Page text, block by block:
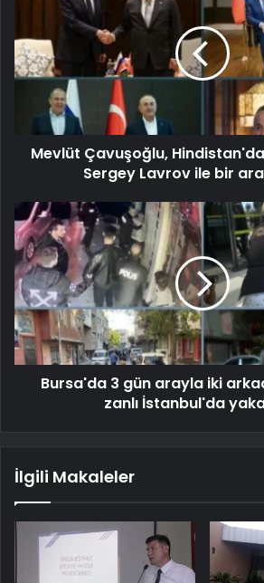
Mevlüt Çavuşoğlu,
Sergey Lavrov ile bir
Bursa'da 3 gün arayla iki
zanlı İstanbul'da
İlgili Makaleler